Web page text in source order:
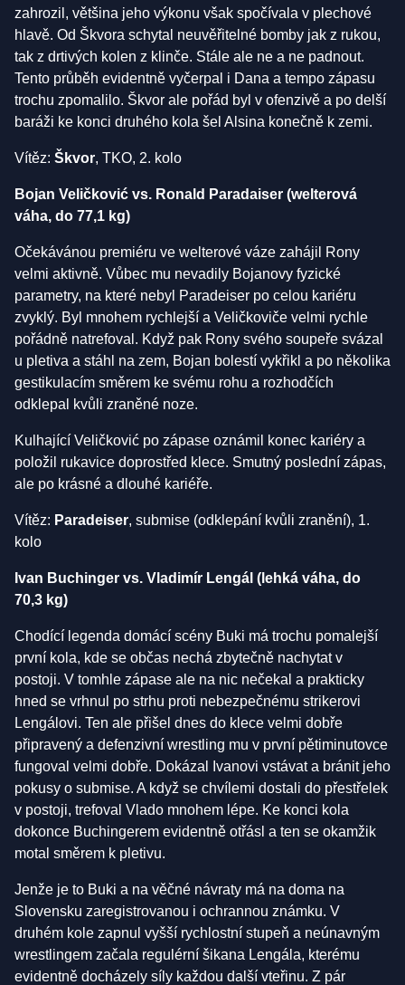
zahrozil, většina jeho výkonu však spočívala v plechové
hlavě. Od Škvora schytal neuvěřitelné bomby jak z rukou,
tak z drtivých kolen z klinče. Stále ale ne a ne padnout.
Tento průběh evidentně vyčerpal i Dana a tempo zápasu
trochu zpomalilo. Škvor ale pořád byl v ofenzivě a po delší
baráži ke konci druhého kola šel Alsina konečně k zemi.
Vítěz: Škvor, TKO, 2. kolo
Bojan Veličković vs. Ronald Paradaiser (welterová
váha, do 77,1 kg)
Očekávánou premiéru ve welterové váze zahájil Rony
velmi aktivně. Vůbec mu nevadily Bojanovy fyzické
parametry, na které nebyl Paradeiser po celou kariéru
zvyklý. Byl mnohem rychlejší a Veličkoviče velmi rychle
pořádně natrefoval. Když pak Rony svého soupeře svázal
u pletiva a stáhl na zem, Bojan bolestí vykřikl a po několika
gestikulacím směrem ke svému rohu a rozhodčích
odklepal kvůli zraněné noze.
Kulhající Veličković po zápase oznámil konec kariéry a
položil rukavice doprostřed klece. Smutný poslední zápas,
ale po krásné a dlouhé kariéře.
Vítěz: Paradeiser, submise (odklepání kvůli zranění), 1.
kolo
Ivan Buchinger vs. Vladimír Lengál (lehká váha, do
70,3 kg)
Chodící legenda domácí scény Buki má trochu pomalejší
první kola, kde se občas nechá zbytečně nachytat v
postoji. V tomhle zápase ale na nic nečekal a prakticky
hned se vrhnul po strhu proti nebezpečnému strikerovi
Lengálovi. Ten ale přišel dnes do klece velmi dobře
připravený a defenzivní wrestling mu v první pětiminutovce
fungoval velmi dobře. Dokázal Ivanovi vstávat a bránit jeho
pokusy o submise. A když se chvílemi dostali do přestřelek
v postoji, trefoval Vlado mnohem lépe. Ke konci kola
dokonce Buchingerem evidentně otřásl a ten se okamžik
motal směrem k pletivu.
Jenže je to Buki a na věčné návraty má na doma na
Slovensku zaregistrovanou i ochrannou známku. V
druhém kole zapnul vyšší rychlostní stupeň a neúnavným
wrestlingem začala regulérní šikana Lengála, kterému
evidentně docházely síly každou další vteřinu. Z pár